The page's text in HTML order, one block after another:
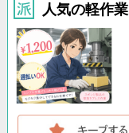
人気の軽作業